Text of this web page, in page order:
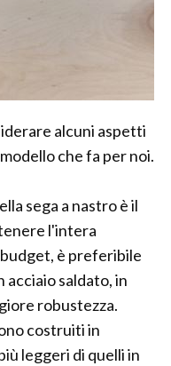
alcuni aspetti
che fa per noi.
sega a nastro è il
l'intera
è preferibile
acciaio saldato, in
robustezza.
costruiti in
leggeri di quelli in